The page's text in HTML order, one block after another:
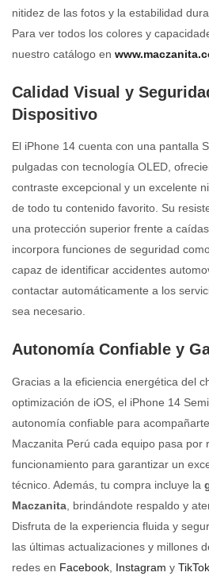
nitidez de las fotos y la estabilidad
Para ver todos los colores y
nuestro catálogo en
Calidad Visual y
Dispositivo
El iPhone 14 cuenta con una pantalla
pulgadas con tecnología OLED,
contraste excepcional y un excelente
de todo tu contenido favorito. Su
una protección superior frente a
incorpora funciones de seguridad
capaz de identificar accidentes
contactar automáticamente a los
sea necesario.
Autonomía Confiable y
Gracias a la eficiencia energética del
optimización de iOS, el iPhone 14
autonomía confiable para
Maczanita Perú cada equipo pasa por
funcionamiento para garantizar un
técnico. Además, tu compra incluye la
Maczanita , brindándote respaldo y
Disfruta de la experiencia fluida y
las últimas actualizaciones y millones
redes en Facebook Instagram y TikTok